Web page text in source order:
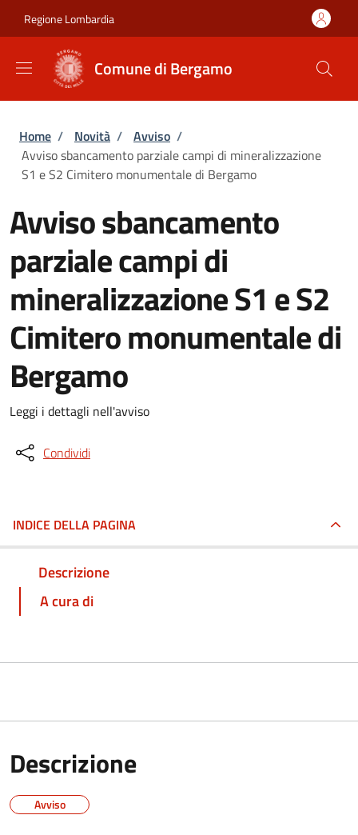
Regione Lombardia
Comune di Bergamo
Briciole di pane
Home / Novità / Avviso /
Avviso sbancamento parziale campi di mineralizzazione
S1 e S2 Cimitero monumentale di Bergamo
Avviso sbancamento
parziale campi di
mineralizzazione S1 e S2
Cimitero monumentale di
Bergamo
Leggi i dettagli nell'avviso
Condividi
INDICE DELLA PAGINA
Descrizione
A cura di
Descrizione
Avviso